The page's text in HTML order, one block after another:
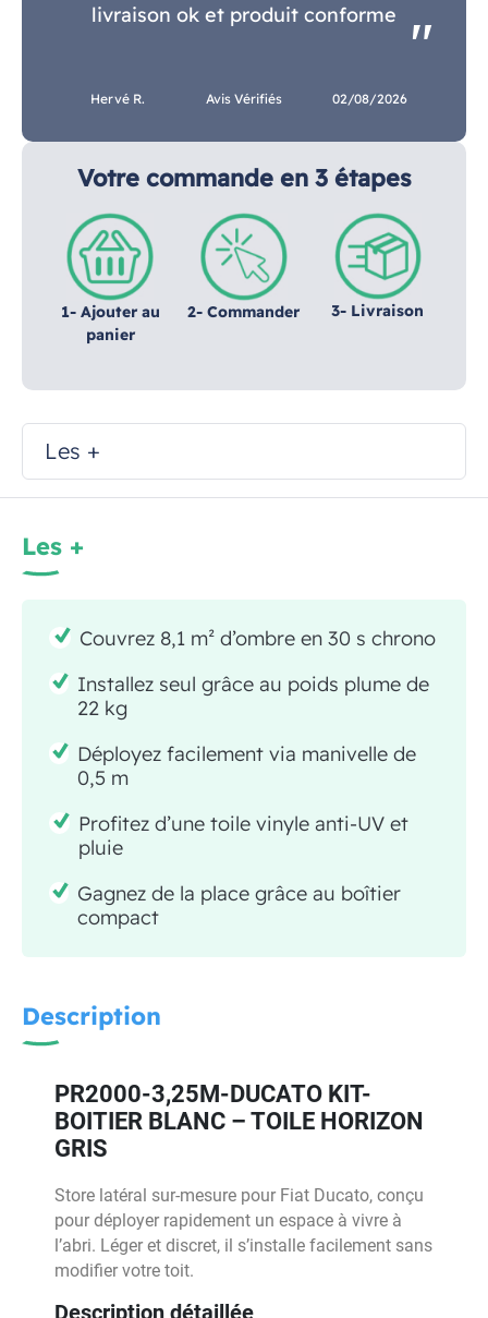
Votre commande en 3 étapes
1- Ajouter au
panier
2- Commander 3- Livraison
livraison ok et produit conforme
Hervé R. Avis Vérifiés 02/08/2026
Les +
Les +
Couvrez 8,1 m² d’ombre en 30 s chrono
Installez seul grâce au poids plume de
22 kg
Déployez facilement via manivelle de
0,5 m
Profitez d’une toile vinyle anti-UV et
pluie
Gagnez de la place grâce au boîtier
compact
Description
PR2000-3,25M-DUCATO KIT-
BOITIER BLANC – TOILE HORIZON
GRIS
Store latéral sur-mesure pour Fiat Ducato, conçu
pour déployer rapidement un espace à vivre à
l’abri. Léger et discret, il s’installe facilement sans
modifier votre toit.
Description détaillée